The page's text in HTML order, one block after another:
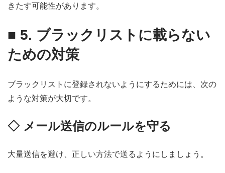
きたす可能性があります。
■ 5. ブラックリストに載らない
ための対策
ブラックリストに登録されないようにするためには、次の
ような対策が大切です。
◇ メール送信のルールを守る
大量送信を避け、正しい方法で送るようにしましょう。